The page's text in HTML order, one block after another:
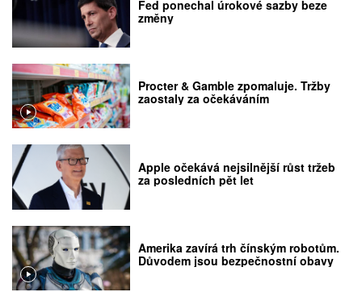
Fed ponechal úrokové sazby beze
změny
Procter & Gamble zpomaluje. Tržby
zaostaly za očekáváním
Apple očekává nejsilnější růst tržeb
za posledních pět let
Amerika zavírá trh čínským robotům.
Důvodem jsou bezpečnostní obavy